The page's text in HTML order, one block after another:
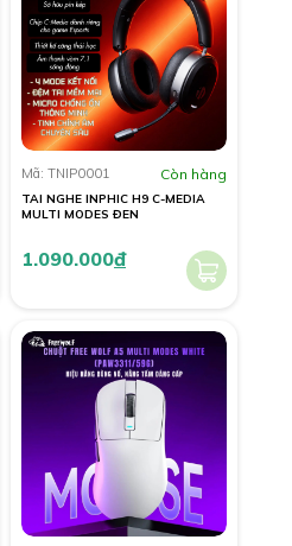
Mã: TNIP0001 Còn hàng
TAI NGHE INPHIC H9 C-MEDIA
MULTI MODES ĐEN
1.090.000đ